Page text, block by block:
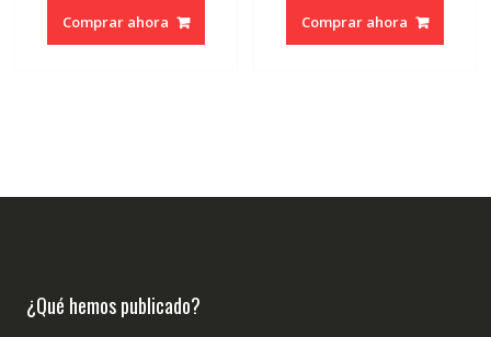
original
era:
actual
es:
Comprar ahora
original
era:
actual
es:
Comprar ahora
¿Qué hemos publicado?